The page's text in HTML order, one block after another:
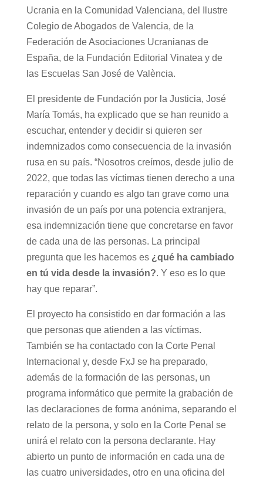
Ucrania en la Comunidad Valenciana, del Ilustre
Colegio de Abogados de Valencia, de la
Federación de Asociaciones Ucranianas de
España, de la Fundación Editorial Vinatea y de
las Escuelas San José de València.
El presidente de Fundación por la Justicia, José
María Tomás, ha explicado que se han reunido a
escuchar, entender y decidir si quieren ser
indemnizados como consecuencia de la invasión
rusa en su país. “Nosotros creímos, desde julio de
2022, que todas las víctimas tienen derecho a una
reparación y cuando es algo tan grave como una
invasión de un país por una potencia extranjera,
esa indemnización tiene que concretarse en favor
de cada una de las personas. La principal
pregunta que les hacemos es ¿qué ha cambiado
en tú vida desde la invasión?. Y eso es lo que
hay que reparar”.
El proyecto ha consistido en dar formación a las
que personas que atienden a las víctimas.
También se ha contactado con la Corte Penal
Internacional y, desde FxJ se ha preparado,
además de la formación de las personas, un
programa informático que permite la grabación de
las declaraciones de forma anónima, separando el
relato de la persona, y solo en la Corte Penal se
unirá el relato con la persona declarante. Hay
abierto un punto de información en cada una de
las cuatro universidades, otro en una oficina del